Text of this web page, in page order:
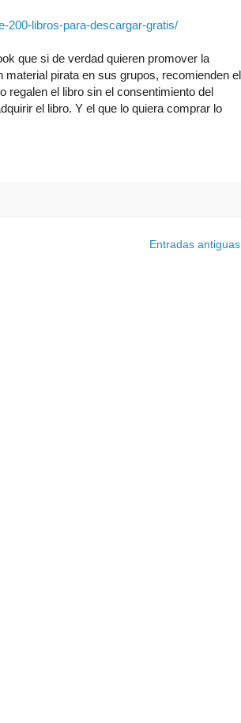
200-libros-para-descargar-gratis/
que si de verdad quieren promover la
pirata en sus grupos, recomienden el
regalen el libro sin el consentimiento del
el libro. Y el que lo quiera comprar lo
Entradas antiguas